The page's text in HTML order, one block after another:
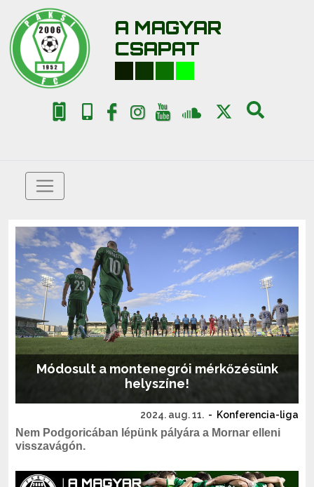
A MAGYAR
CSAPAT
Módosult a montenegrói mérkőzésünk
helyszíne!
2024. aug. 11. - Konferencia-liga
Nem Podgoricában lépünk pályára a Mornar elleni
visszavágón.